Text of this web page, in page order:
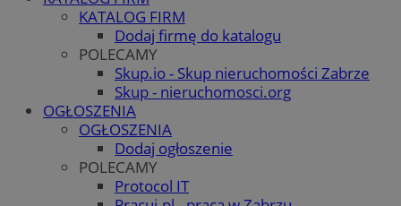
KATALOG FIRM
Dodaj firmę do katalogu
POLECAMY
Skup.io - Skup nieruchomości Zabrze
Skup - nieruchomosci.org
OGŁOSZENIA
OGŁOSZENIA
Dodaj ogłoszenie
POLECAMY
Protocol IT